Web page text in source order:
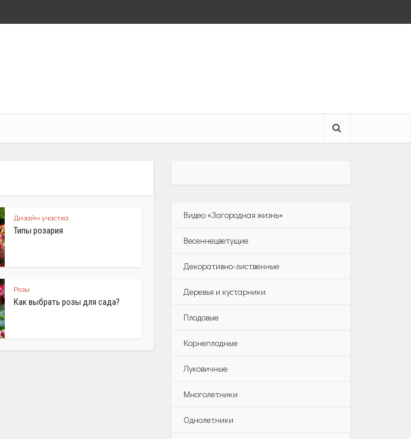
Дизайн участка
Типы розария
Розы
Как выбрать розы для сада?
Видео «Загородная жизнь»
Весеннецветущие
Декоративно-лиственные
Деревья и кустарники
Плодовые
Корнеплодные
Луковичные
Многолетники
Однолетники